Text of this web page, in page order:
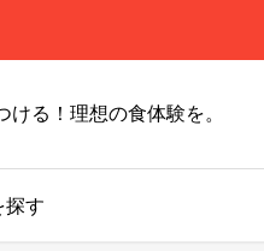
ける！理想の食体験を。
探す